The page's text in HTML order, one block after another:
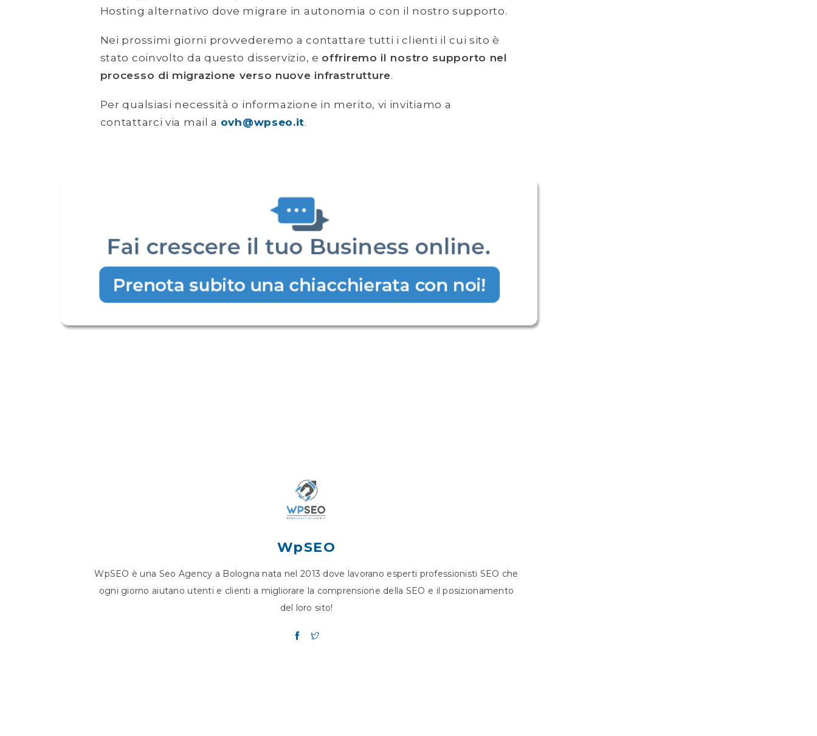
Hosting alternativo dove migrare in autonomia o con il nostro supporto.
Nei prossimi giorni provvederemo a contattare tutti i clienti il cui sito è
stato coinvolto da questo disservizio, e offriremo il nostro supporto nel
processo di migrazione verso nuove infrastrutture.
Per qualsiasi necessità o informazione in merito, vi invitiamo a
contattarci via mail a ovh@wpseo.it.
WpSEO
WpSEO è una Seo Agency a Bologna nata nel 2013 dove lavorano esperti professionisti SEO che
ogni giorno aiutano utenti e clienti a migliorare la comprensione della SEO e il posizionamento
del loro sito!